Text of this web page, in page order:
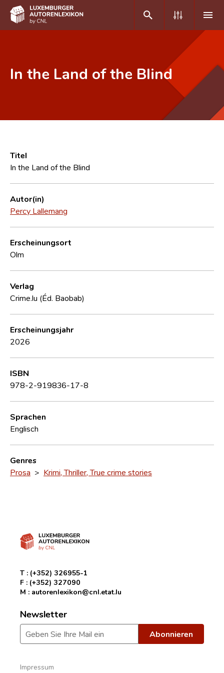
Häufige Fragen und Antworten
CNL
Forschungsgruppe
Kontakt
In the Land of the Blind
Titel
In the Land of the Blind
Autor(in)
Percy Lallemang
Erscheinungsort
Olm
Verlag
Crime.lu (Éd. Baobab)
Erscheinungsjahr
2026
ISBN
978-2-919836-17-8
Sprachen
Englisch
Genres
Prosa > Krimi, Thriller, True crime stories
T : (+352) 326955-1
F : (+352) 327090
M : autorenlexikon@cnl.etat.lu
Newsletter
Impressum